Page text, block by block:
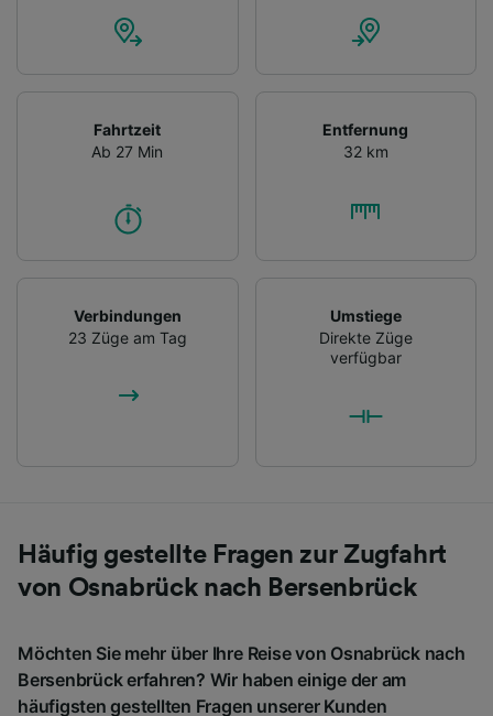
Fahrtzeit
Ab 27 Min
Entfernung
32 km
Verbindungen
23 Züge am Tag
Umstiege
Direkte Züge
verfügbar
Häufig gestellte Fragen zur Zugfahrt
von Osnabrück nach Bersenbrück
Möchten Sie mehr über Ihre Reise von Osnabrück nach
Bersenbrück erfahren? Wir haben einige der am
häufigsten gestellten Fragen unserer Kunden